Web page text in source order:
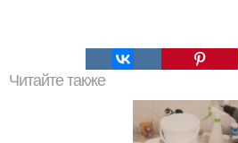
Читайте также